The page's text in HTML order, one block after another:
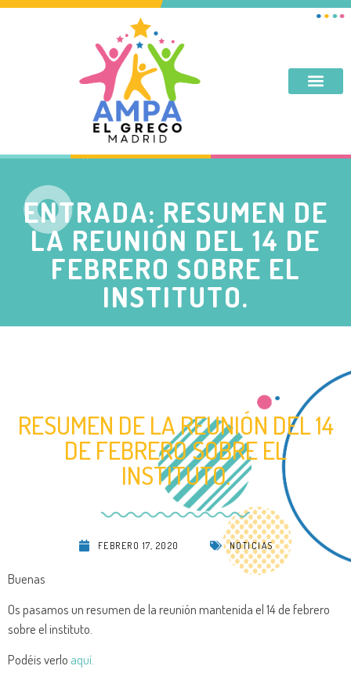
ENTRADA: RESUMEN DE
LA REUNIÓN DEL 14 DE
FEBRERO SOBRE EL
INSTITUTO.
RESUMEN DE LA REUNIÓN DEL 14
DE FEBRERO SOBRE EL
INSTITUTO.
FEBRERO 17, 2020 NOTICIAS
Buenas
Os pasamos un resumen de la reunión mantenida el 14 de febrero
sobre el instituto.
Podéis verlo aquí.